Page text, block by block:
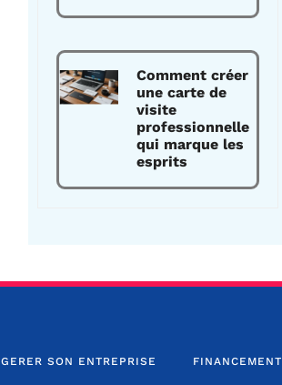
Comment créer
une carte de
visite
professionnelle
qui marque les
esprits
GERER SON ENTREPRISE FINANCEMENT